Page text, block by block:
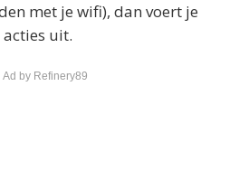
met je wifi), dan voert je
uit.
by Refinery89